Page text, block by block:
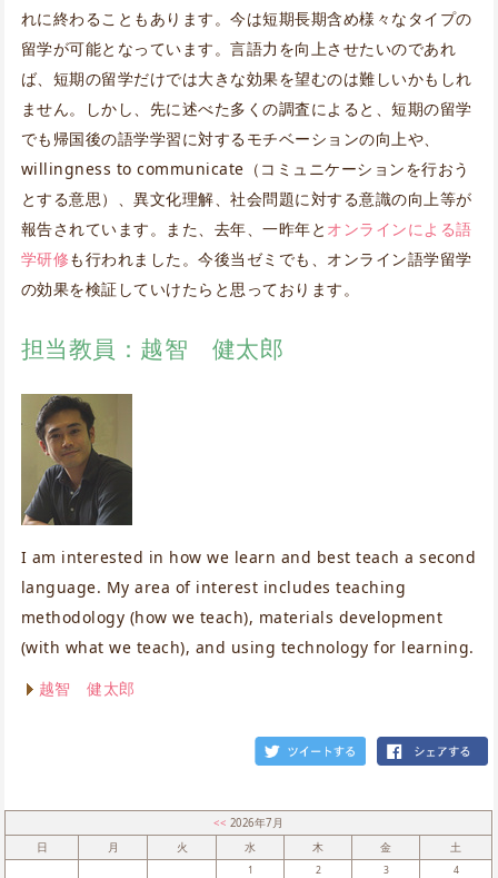
れに終わることもあります。今は短期長期含め様々なタイプの
留学が可能となっています。言語力を向上させたいのであれ
ば、短期の留学だけでは大きな効果を望むのは難しいかもしれ
ません。しかし、先に述べた多くの調査によると、短期の留学
でも帰国後の語学学習に対するモチベーションの向上や、
willingness to communicate（コミュニケーションを行おう
とする意思）、異文化理解、社会問題に対する意識の向上等が
報告されています。また、去年、一昨年と オンラインによる語
学研修も行われました。今後当ゼミでも、オンライン語学留学
の効果を検証していけたらと思っております。
担当教員：越智 健太郎
I am interested in how we learn and best teach a second
language. My area of interest includes teaching
methodology (how we teach), materials development
(with what we teach), and using technology for learning.
越智 健太郎
<< 2026年7月
日
月 火 水 木 金 土
1 2 3
4